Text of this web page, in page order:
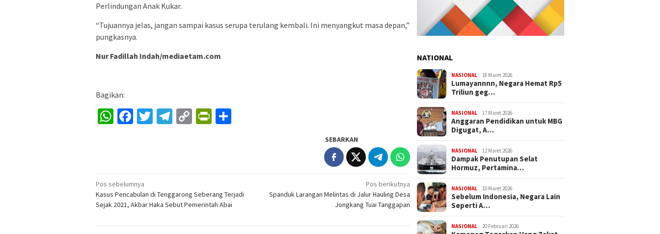
Perlindungan Anak Kukar.
“Tujuannya jelas, jangan sampai kasus serupa terulang kembali. Ini menyangkut masa depan,”
pungkasnya.
Nur Fadillah Indah/mediaetam.com
Bagikan:
WhatsApp
Facebook
Twitter
Telegram
CopyPrintFriendly
SEBARKAN
Navigasi
pos
Pos sebelumnya
Kasus Pencabulan di Tenggarong Seberang Terjadi
Sejak 2021, Akbar Haka Sebut Pemerintah Abai
Pos berikutnya
Spanduk Larangan Melintas di Jalur Hauling Desa
Jongkang Tuai Tanggapan
NATIONAL
NASIONAL 18 Maret 2026
Lumayannnn, Negara Hemat Rp5
Triliun geg…
NASIONAL 17 Maret 2026
Anggaran Pendidikan untuk MBG
Digugat, A…
NASIONAL 12 Maret 2026
Dampak Penutupan Selat
Hormuz, Pertamina…
NASIONAL 10 Maret 2026
Sebelum Indonesia, Negara Lain
Seperti A…
NASIONAL 20 Februari 2026